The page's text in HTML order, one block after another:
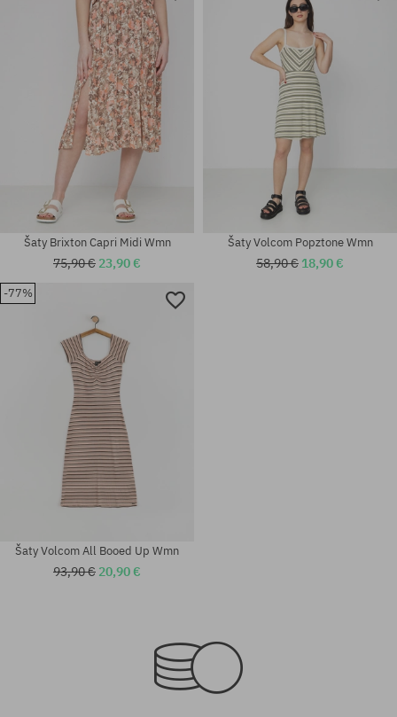
Dostupné veľkosti:
Dostupné veľkosti:
Dostupné veľkosti:
Šaty Brixton Capri Midi Wmn
75,90 € 23,90 €
XS; M
Šaty Volcom Popztone Wmn
58,90 € 18,90 €
-77%
Šaty Volcom All Booed Up Wmn
93,90 € 20,90 €